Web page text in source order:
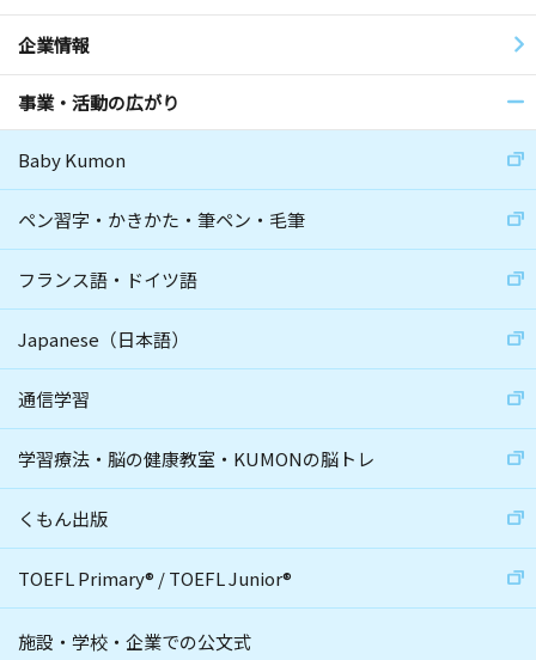
企業情報
事業・活動の広がり
Baby Kumon
ペン習字・かきかた・筆ペン・毛筆
フランス語・ドイツ語
Japanese（日本語）
通信学習
学習療法・脳の健康教室・KUMONの脳トレ
くもん出版
TOEFL Primary® /TOEFL Junior®
施設・学校・企業での公文式